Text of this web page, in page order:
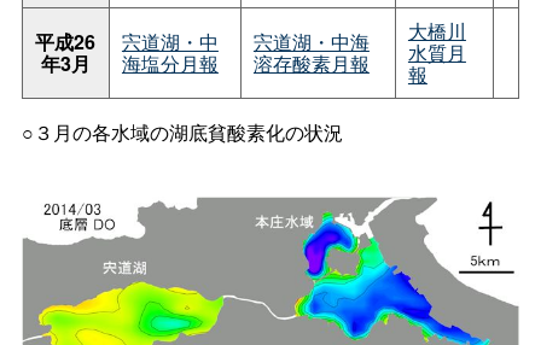
平成26
年3月
宍道湖・中
海塩分月報
宍道湖・中海
溶存酸素月報
大橋川
水質月
報
○３月の各水域の湖底貧酸素化の状況